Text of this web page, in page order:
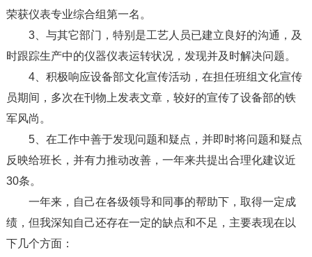
荣获仪表专业综合组第一名。
3、与其它部门，特别是工艺人员已建立良好的沟通，及
时跟踪生产中的仪器仪表运转状况，发现并及时解决问题。
4、积极响应设备部文化宣传活动，在担任班组文化宣传
员期间，多次在刊物上发表文章，较好的宣传了设备部的铁
军风尚。
5、在工作中善于发现问题和疑点，并即时将问题和疑点
反映给班长，并有力推动改善，一年来共提出合理化建议近
30条。
一年来，自己在各级领导和同事的帮助下，取得一定成
绩，但我深知自己还存在一定的缺点和不足，主要表现在以
下几个方面：